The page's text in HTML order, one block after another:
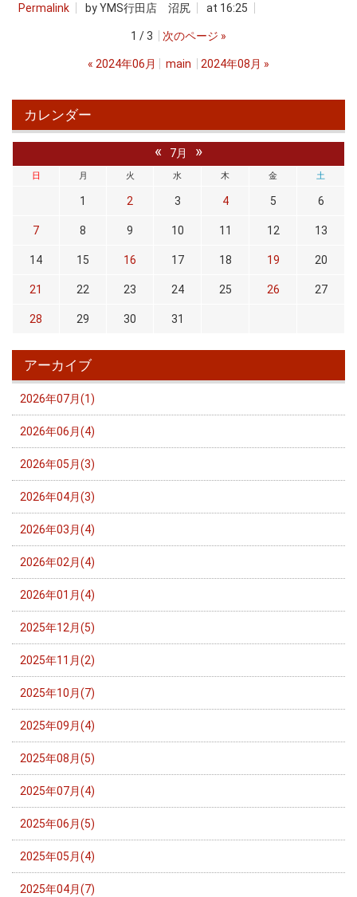
Permalink by YMS行田店 沼尻 at 16:25
1 / 3 次のページ »
« 2024年06月 main 2024年08月 »
カレンダー
« 7月 »
日 月 火 水 木 金 土
1 2 3 4 5 6
7 8 9 10 11 12 13
14 15 16 17 18 19 20
21 22 23 24 25 26 27
28 29 30 31
アーカイブ
2026年07月(1)
2026年06月(4)
2026年05月(3)
2026年04月(3)
2026年03月(4)
2026年02月(4)
2026年01月(4)
2025年12月(5)
2025年11月(2)
2025年10月(7)
2025年09月(4)
2025年08月(5)
2025年07月(4)
2025年06月(5)
2025年05月(4)
2025年04月(7)